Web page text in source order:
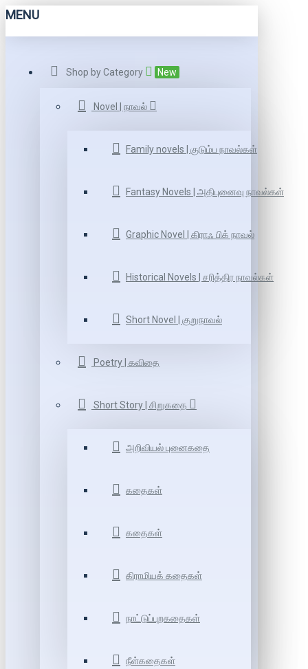
MENU
Shop by Category New
Novel | நாவல்
Family novels | குடும்ப நாவல்கள்
Fantasy Novels | அதிபுனைவு நாவல்கள்
Graphic Novel | கிராஃ பிக் நாவல்
Historical Novels | சரித்திர நாவல்கள்
Short Novel | குறுநாவல்
Poetry | கவிதை
Short Story | சிறுகதை
அறிவியல் புனைகதை
கதைகள்
கதைகள்
கிராமியக் கதைகள்
நாட்டுப்புறகதைகள்
நீள்கதைகள்